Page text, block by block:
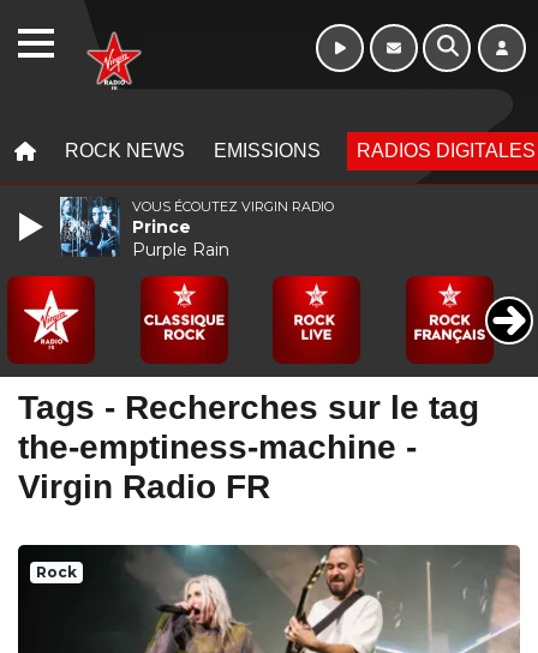
ROCK NEWS EMISSIONS RADIOS DIGITALES
Tags - Recherches sur le tag
the-emptiness-machine -
Virgin Radio FR
Rock
VOUS ÉCOUTEZ VIRGIN RADIO
Prince
Purple Rain
WEBRADIO Week-end de 16h
à 20h